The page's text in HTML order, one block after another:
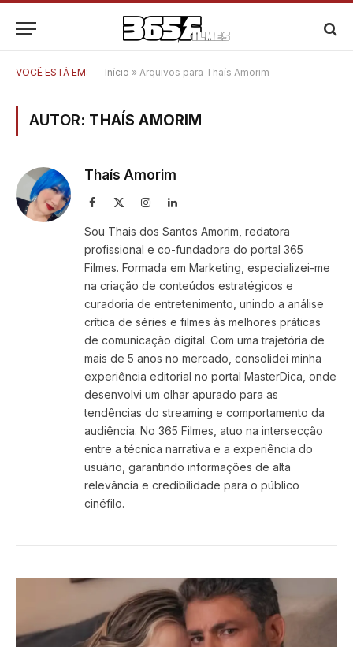
VOCÊ ESTÁ EM: Início » Arquivos para Thaís Amorim
AUTOR: THAÍS AMORIM
Thaís Amorim
Facebook InstagramLinkedIn
Sou Thais dos Santos Amorim, redatora
profissional e co-fundadora do portal 365
Filmes. Formada em Marketing, especializei-me
na criação de conteúdos estratégicos e
curadoria de entretenimento, unindo a análise
crítica de séries e filmes às melhores práticas
de comunicação digital. Com uma trajetória de
mais de 5 anos no mercado, consolidei minha
experiência editorial no portal MasterDica, onde
desenvolvi um olhar apurado para as
tendências do streaming e comportamento da
audiência. No 365 Filmes, atuo na intersecção
entre a técnica narrativa e a experiência do
usuário, garantindo informações de alta
relevância e credibilidade para o público
cinéfilo.